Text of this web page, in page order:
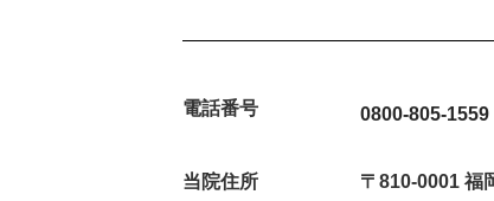
電話番号 0800-805-1559
当院住所 〒810-0001 福